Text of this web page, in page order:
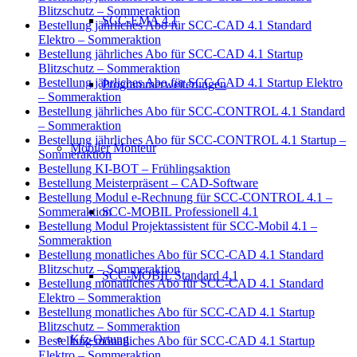
SCC-EMA 4.1
Programmerweiterungen
Mobiler Monteur
SCC-MOBIL Professionell 4.1
SCC-MOBIL Standard 4.1
Kfz-Ortung
Blitzschutz – Sommeraktion
Bestellung jährliches Abo für SCC-CAD 4.1 Standard
Elektro – Sommeraktion
Bestellung jährliches Abo für SCC-CAD 4.1 Startup
Blitzschutz – Sommeraktion
Bestellung jährliches Abo für SCC-CAD 4.1 Startup Elektro
– Sommeraktion
Bestellung jährliches Abo für SCC-CONTROL 4.1 Standard
– Sommeraktion
Bestellung jährliches Abo für SCC-CONTROL 4.1 Startup –
Sommeraktion
Bestellung KI-BOT – Frühlingsaktion
Bestellung Meisterpräsent – CAD-Software
Bestellung Modul e-Rechnung für SCC-CONTROL 4.1 –
Sommeraktion
Bestellung Modul Projektassistent für SCC-Mobil 4.1 –
Sommeraktion
Bestellung monatliches Abo für SCC-CAD 4.1 Standard
Blitzschutz – Sommeraktion
Bestellung monatliches Abo für SCC-CAD 4.1 Standard
Elektro – Sommeraktion
Bestellung monatliches Abo für SCC-CAD 4.1 Startup
Blitzschutz – Sommeraktion
Bestellung monatliches Abo für SCC-CAD 4.1 Startup